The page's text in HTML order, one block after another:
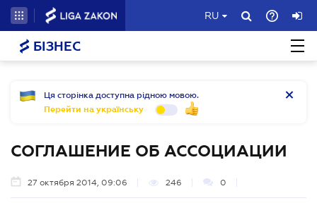
RU
БІЗНЕС
Ця сторінка доступна рідною мовою.
Перейти на українську
СОГЛАШЕНИЕ ОБ АССОЦИАЦИИ
27 октября 2014, 09:06 246 0